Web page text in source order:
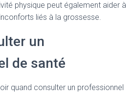
physique peut également aider à
liés à la grossesse.
un
de santé
quand consulter un professionnel